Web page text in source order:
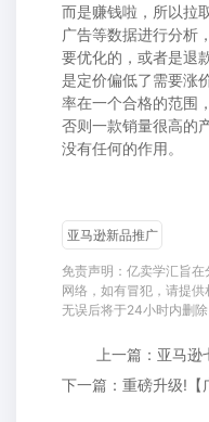
而是赚钱啦，所以拉
广告等数据进行分析
要优化的，或者是退
是定价偏低了需要涨
率在一个合格的范围
否则一款销量很高的
没有任何的作用。
亚马逊新品推广
免责声明：亿卖学汇旨
网络，如有冒犯，请提
无误后将于24小时内删除
上一篇：亚马